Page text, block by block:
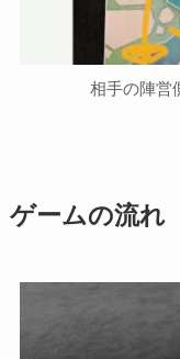
相手の陣営
ゲームの流れ